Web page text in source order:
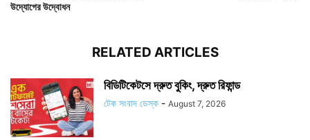
উদ্যোগের উদ্বোধন
RELATED ARTICLES
বিডিটিকেটসে দ্রুত বুকিং, দ্রুত রিফান্ড
টেক সংবাদ ডেস্ক - August 7, 2026